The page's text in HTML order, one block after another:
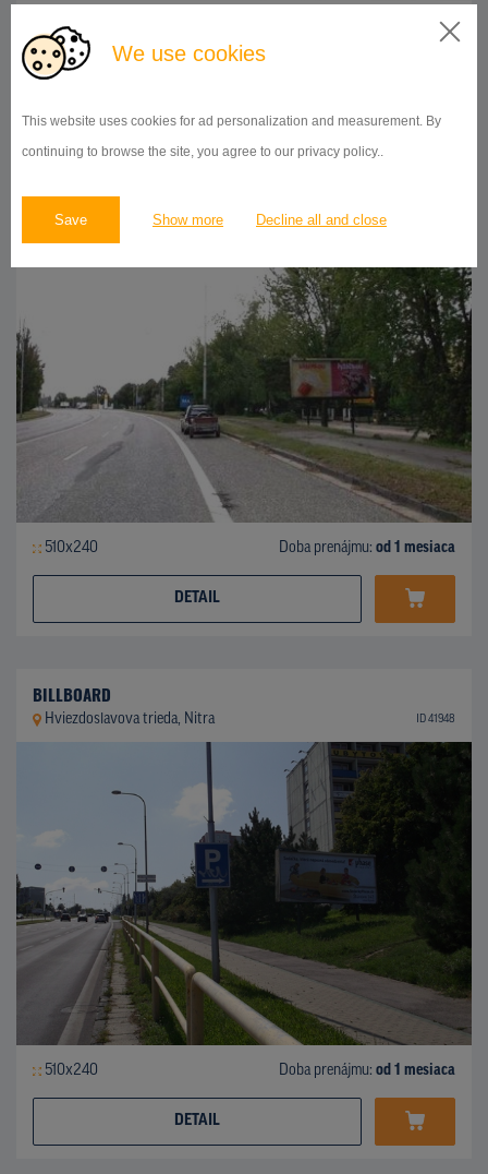
We use cookies
This website uses cookies for ad personalization and measurement. By
continuing to browse the site, you agree to our privacy policy..
Save Show more Decline all and close
510x240 od 1 mesiaca
Bratislavská ulica, Nitra
510x240 Doba prenájmu: od 1 mesiaca
DETAIL
BILLBOARD
Hviezdoslavova trieda, Nitra ID 41948
510x240 Doba prenájmu: od 1 mesiaca
DETAIL